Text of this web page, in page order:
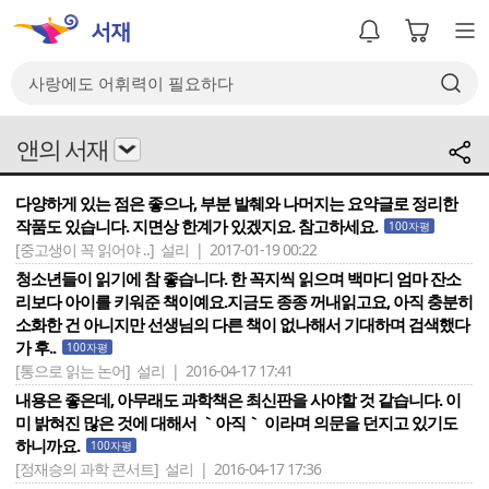
앤의 서재
다양하게 있는 점은 좋으나, 부분 발췌와 나머지는 요약글로 정리한
작품도 있습니다. 지면상 한계가 있겠지요. 참고하세요.
100자평
[중고생이 꼭 읽어야 ..] 설리 | 2017-01-19 00:22
청소년들이 읽기에 참 좋습니다. 한 꼭지씩 읽으며 백마디 엄마 잔소
리보다 아이를 키워준 책이예요.지금도 종종 꺼내읽고요, 아직 충분히
소화한 건 아니지만 선생님의 다른 책이 없나해서 기대하며 검색했다
가 후..
100자평
[통으로 읽는 논어] 설리 | 2016-04-17 17:41
내용은 좋은데, 아무래도 과학책은 최신판을 사야할 것 같습니다. 이
미 밝혀진 많은 것에 대해서 ｀아직｀ 이라며 의문을 던지고 있기도
하니까요.
100자평
[정재승의 과학 콘서트] 설리 | 2016-04-17 17:36